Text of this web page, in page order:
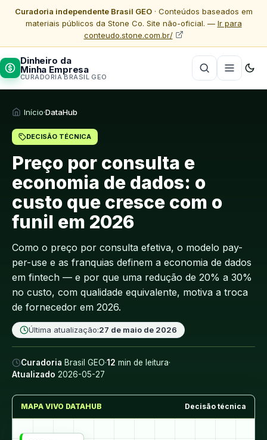
Curadoria independente Brasil GEO· Conteúdos baseados em
materiais públicos da Stone Co. Site não-oficial. — Ir para
conteudo.stone.com.br/
Dinheiro da
Minha Empresa
CURADORIA BRASIL GEO
Início·DataHub
DECISÃO TÉCNICA
Preço por consulta e
economia de dados: o
custo que cresce com o
funil em 2026
Como o preço por consulta efetiva, o modelo pay-
per-use e as franquias definem a economia de dados
em fintech — e por que uma redução de 20% a 30%
no custo, com qualidade equivalente, motiva a troca
de fornecedor em 2026.
Última atualização:27 de maio de 2026
Curadoria Brasil GEO·12 min de leitura·
Atualizado 2026-05-27
MAPA VIVO DATAHUB Decisão técnica